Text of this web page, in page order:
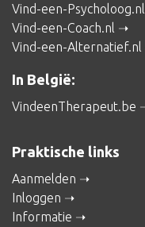
Vind-een-Psycholoog.nl
Vind-een-Coach.nl
Vind-een-Alternatief.nl
In België:
VindeenTherapeut.be
Praktische links
Aanmelden
Inloggen
Informatie